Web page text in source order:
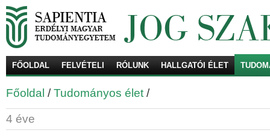
FŐOLDAL FELVÉTELI RÓLUNK HALLGATÓI ÉLET
Főoldal /Tudományos élet /
4 éve